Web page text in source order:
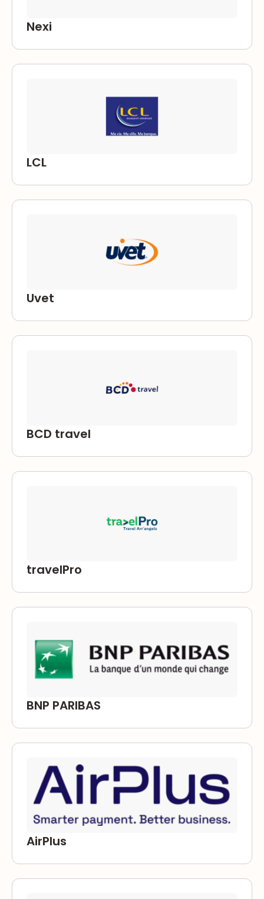
Nexi
LCL
Uvet
BCD travel
travelPro
BNP PARIBAS
AirPlus